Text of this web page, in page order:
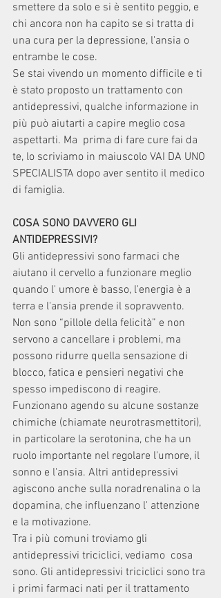
smettere da solo e si è sentito peggio, e
chi ancora non ha capito se si tratta di
una cura per la depressione, l'ansia o
entrambe le cose.
Se stai vivendo un momento difficile e ti
è stato proposto un trattamento con
antidepressivi, qualche informazione in
più può aiutarti a capire meglio cosa
aspettarti. Ma  prima di fare cure fai da
te, lo scriviamo in maiuscolo VAI DA UNO
SPECIALISTA dopo aver sentito il medico
di famiglia.
COSA SONO DAVVERO GLI
ANTIDEPRESSIVI?
Gli antidepressivi sono farmaci che
aiutano il cervello a funzionare meglio
quando l' umore è basso, l'energia è a
terra e l'ansia prende il sopravvento.
Non sono “pillole della felicità” e non
servono a cancellare i problemi, ma
possono ridurre quella sensazione di
blocco, fatica e pensieri negativi che
spesso impediscono di reagire.
Funzionano agendo su alcune sostanze
chimiche (chiamate neurotrasmettitori),
in particolare la serotonina, che ha un
ruolo importante nel regolare l'umore, il
sonno e l'ansia. Altri antidepressivi
agiscono anche sulla noradrenalina o la
dopamina, che influenzano l' attenzione
e la motivazione.
Tra i più comuni troviamo gli
antidepressivi triciclici, vediamo  cosa
sono. Gli antidepressivi triciclici sono tra
i primi farmaci nati per il trattamento